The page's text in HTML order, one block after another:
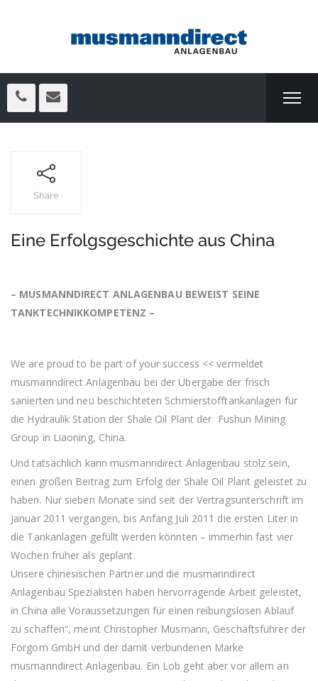
Share
Eine Erfolgsgeschichte aus China
– MUSMANNDIRECT ANLAGENBAU BEWEIST SEINE
TANKTECHNIKKOMPETENZ –
We are proud to be part of your success << vermeldet
musmanndirect Anlagenbau bei der Übergabe der frisch
sanierten und neu beschichteten Schmierstofftankanlagen für
die Hydraulik Station der Shale Oil Plant der Fushun Mining
Group in Liaoning, China.
Und tatsächlich kann musmanndirect Anlagenbau stolz sein,
einen großen Beitrag zum Erfolg der Shale Oil Plant geleistet zu
haben. Nur sieben Monate sind seit der Vertragsunterschrift im
Januar 2011 vergangen, bis Anfang Juli 2011 die ersten Liter in
die Tankanlagen gefüllt werden könnten – immerhin fast vier
Wochen früher als geplant.
Unsere chinesischen Partner und die musmanndirect
Anlagenbau Spezialisten haben hervorragende Arbeit geleistet,
in China alle Voraussetzungen für einen reibungslosen Ablauf
zu schaffen“, meint Christopher Musmann, Geschäftsführer der
Forgom GmbH und der damit verbundenen Marke
musmanndirect Anlagenbau. Ein Lob geht aber vor allem an